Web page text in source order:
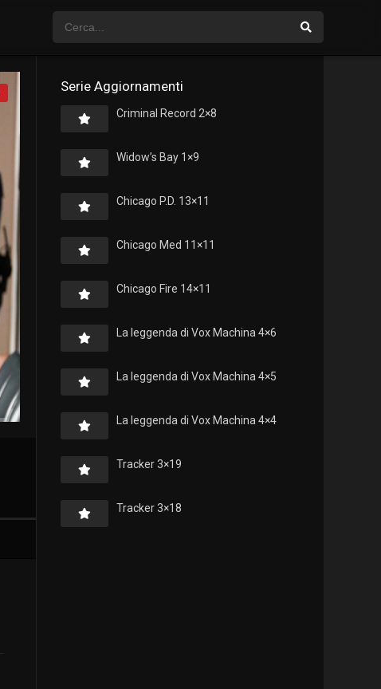
Serie Aggiornamenti
Criminal Record 2×8
Widow’s Bay 1×9
Chicago P.D. 13×11
Chicago Med 11×11
Chicago Fire 14×11
La leggenda di Vox Machina 4×6
La leggenda di Vox Machina 4×5
La leggenda di Vox Machina 4×4
Tracker 3×19
Tracker 3×18